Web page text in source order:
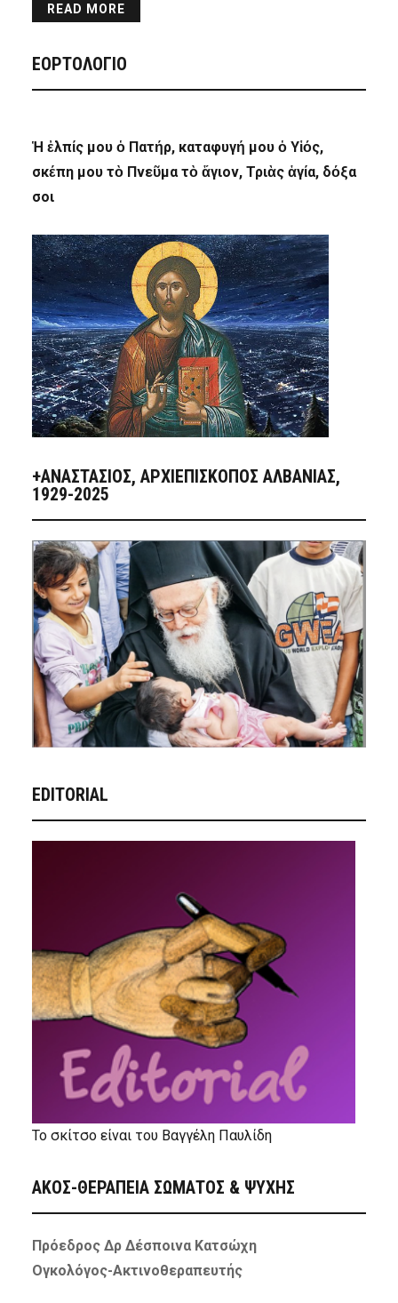
READ MORE
ΕΟΡΤΟΛΟΓΙΟ
Ἡ ἐλπίς μου ὁ Πατήρ, καταφυγή μου ὁ Υἱός,
σκέπη μου τὸ Πνεῦμα τὸ ἅγιον, Τριὰς ἁγία, δόξα
σοι
+ΑΝΑΣΤΆΣΙΟΣ, ΑΡΧΙΕΠΊΣΚΟΠΟΣ ΑΛΒΑΝΊΑΣ,
1929-2025
EDITORIAL
Το σκίτσο είναι του Βαγγέλη Παυλίδη
ΑΚΟΣ-ΘΕΡΑΠΕΙΑ ΣΩΜΑΤΟΣ & ΨΥΧΗΣ
Πρόεδρος Δρ Δέσποινα Κατσώχη
Ογκολόγος-Ακτινοθεραπευτής